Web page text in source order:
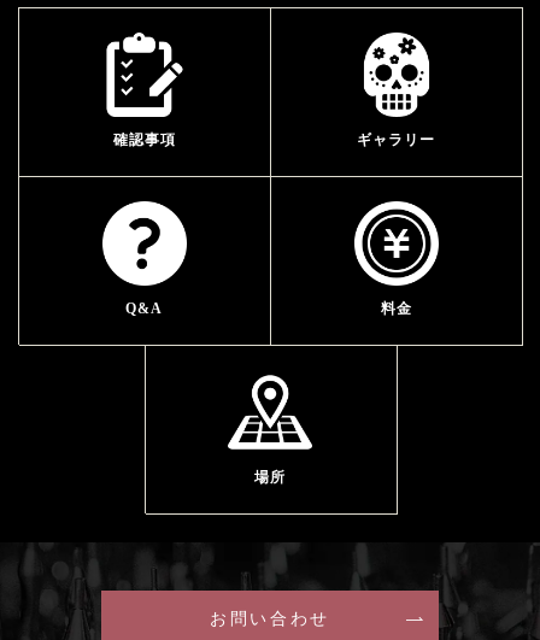
確認事項 ギャラリー
Q&A 料金
場所
お問い合わせ